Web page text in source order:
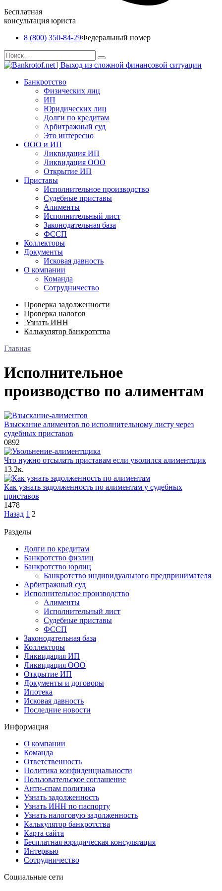
Бесплатная
консультация юриста
8 (800) 350-84-29Федеральный номер
Перейти
к
Search
for:
Банкротство
Физических лиц
ИП
Юридических лиц
Долги по кредитам
Арбитражный суд
Это интересно
ООО и ИП
Ликвидация ИП
Ликвидация ООО
Открытие ИП
Приставы
Исполнительное производство
Судебные приставы
Алименты
Исполнительный лист
Законодательная база
ФССП
Коллекторы
Документы
Исковая давность
О компании
Команда
Сотрудничество
Проверка задолженности
Проверка налогов
Узнать ИНН
Калькулятор банкротства
Главная
Исполнительное
производство по алиментам
Взыскание алиментов по исполнительному листу через
судебных приставов
0892
Что нужно отсылать приставам если уволился алиментщик
13.2к.
Как узнать задолженность по алиментам у судебных
приставов
1478
Пагинация
Назад 1 2
Разделы
Долги по кредитам
Банкротство физлиц
Банкротство юрлиц
Банкротство индивидуального предпринимателя
Арбитражный суд
Исполнительное производство
Алименты
Исполнительный лист
Судебные приставы
ФССП
Законодательная база
Коллекторы
Ликвидация ИП
Ликвидация ООО
Открытие ИП
Документы и договоры
Ипотека
Исковая давность
Последние новости
Информация
О компании
Команда
Ответственность
Политика конфиденциальности
Пользовательское соглашение
Анти-спам политика
Узнать задолженность
Узнать ИНН по паспорту
Узнать налоговую задолженность
Калькулятор банкротства
Карта сайта
Бесплатная юридическая консультация
Интервью
Сотрудничество
Социальные сети